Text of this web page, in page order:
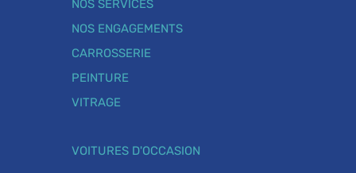
NOS SERVICES
NOS ENGAGEMENTS
CARROSSERIE
PEINTURE
VITRAGE
VOITURES D'OCCASION